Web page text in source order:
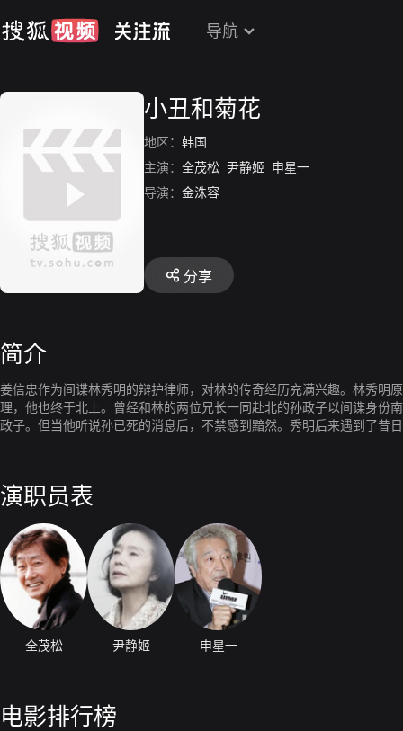
导航
小丑和菊花
地区： 韩国
主演： 全茂松 尹静姬
申星一
导演： 金洙容
分享
简介
姜信忠作为间谍林秀明的辩护律师，对林的传奇经历充满兴趣。林秀明
理，他也终于北上。曾经和林的两位兄长一同赴北的孙政子以间谍身份
政子。但当他听说孙已死的消息后，不禁感到黯然。秀明后来遇到了昔
演职员表
全茂松 尹静姬 申星一
电影排行榜